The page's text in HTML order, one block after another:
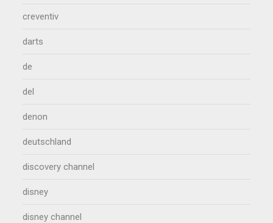
creventiv
darts
de
del
denon
deutschland
discovery channel
disney
disney channel